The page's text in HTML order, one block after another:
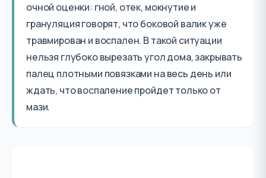
очной оценки: гной, отек, мокнутие и
грануляция говорят, что боковой валик уже
травмирован и воспален. В такой ситуации
нельзя глубоко вырезать угол дома, закрывать
палец плотными повязками на весь день или
ждать, что воспаление пройдет только от
мази.